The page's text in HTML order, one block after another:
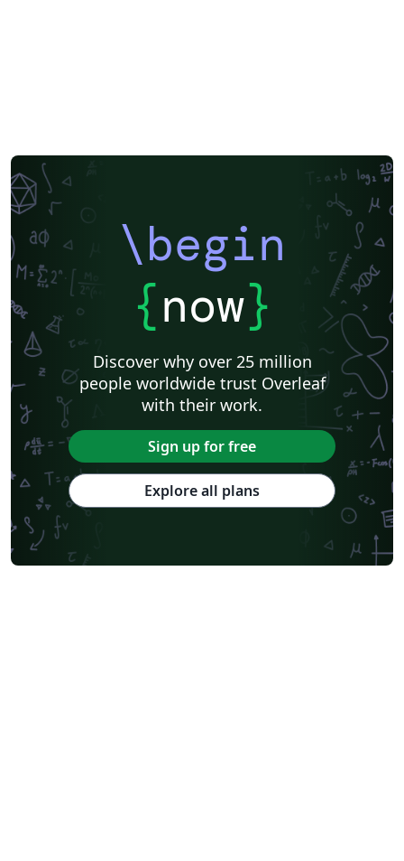
\begin
{now}
Discover why over 25 million
people worldwide trust Overleaf
with their work.
Sign up for free
Explore all plans